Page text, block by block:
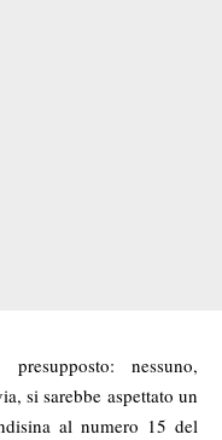
nessuno,
si sarebbe aspettato un
al numero 15 del